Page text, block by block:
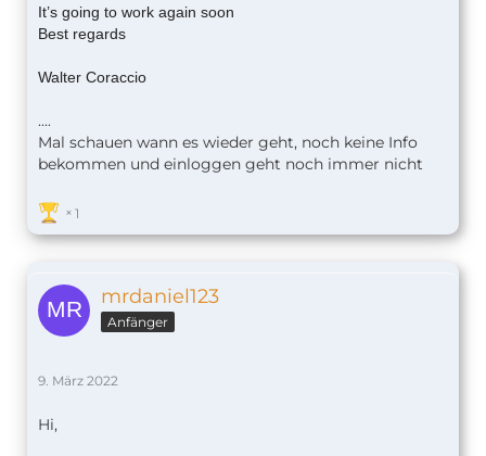
It’s going to work again soon
Best regards
Walter Coraccio
....
Mal schauen wann es wieder geht, noch keine Info
bekommen und einloggen geht noch immer nicht
1
mrdaniel123
Anfänger
9. März 2022
Hi,